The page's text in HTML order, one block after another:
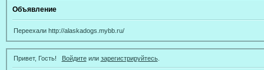
Объявление
Переехали http://alaskadogs.mybb.ru/
Привет, Гость! Войдитеили зарегистрируйтесь.